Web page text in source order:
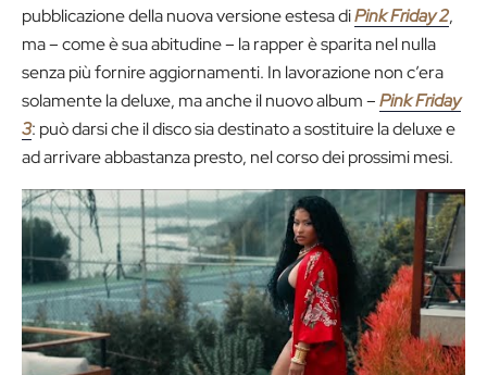
pubblicazione della nuova versione estesa diPink Friday 2,
ma – come è sua abitudine – la rapper è sparita nel nulla
senza più fornire aggiornamenti. In lavorazione non c’era
solamente la deluxe, ma anche il nuovo album –Pink Friday
3: può darsi che il disco sia destinato a sostituire la deluxe e
ad arrivare abbastanza presto, nel corso dei prossimi mesi.